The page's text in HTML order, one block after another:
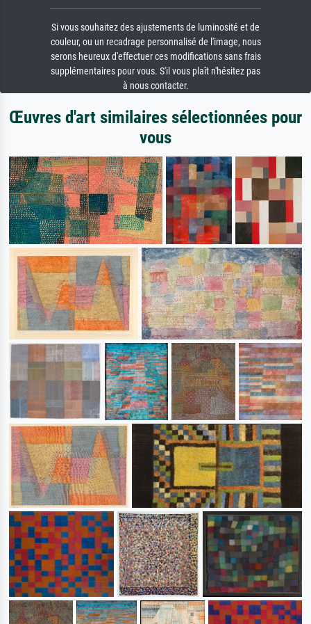
Si vous souhaitez des ajustements de luminosité et de
couleur, ou un recadrage personnalisé de l'image, nous
serons heureux d'effectuer ces modifications sans frais
supplémentaires pour vous. S'il vous plaît n'hésitez pas
à nous contacter.
Œuvres d'art similaires sélectionnées pour
vous